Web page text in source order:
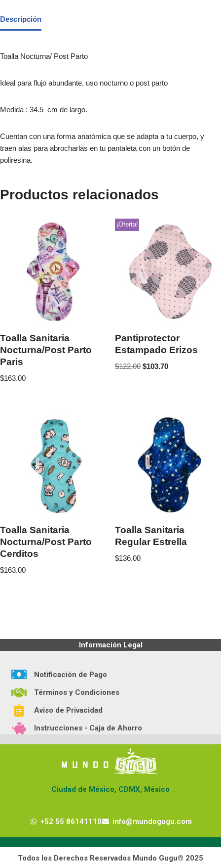
Descripción
Toalla Nocturna/ Post Parto
Ideal para flujo abundante, uso nocturno o post parto
Medida : 34.5 cm de largo.
Cuentan con una forma anatómica que se adapta a tu cuerpo, y
traen alas para abrocharlas en tu pantaleta con un botón de
poliresina.
Productos relacionados
Toalla Sanitaria
Nocturna/Post Parto
Paris
$163.00
¡Oferta!
Pantiprotector
Estampado Erizos
$122.00 $103.70
Toalla Sanitaria
Nocturna/Post Parto
Cerditos
$163.00
Toalla Sanitaria
Regular Estrella
$136.00
Información Legal
Notificación de Pago
Términos y Condiciones
Aviso de Privacidad
Instrucciones - Caja de Ahorro
Ciudad de México, CDMX, México
+52 55 86141110 info@mundogugu.com
Todos los Derechos Reservados Mundo Gugu® 2025